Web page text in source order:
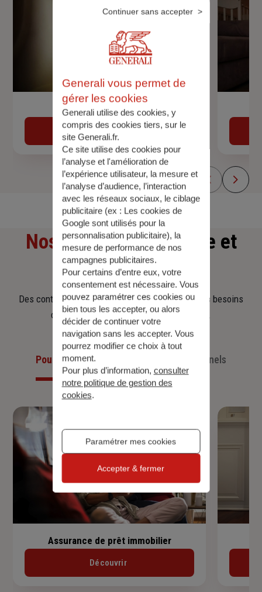
Devis assurance auto
Obtenir une estimation
Nos offresd'assurance et
d'épargne
Des contrats clairs et flexibles pour sécuriser vos besoins
d’aujourd’hui et anticiper ceux de demain.
Pour les particuliers Pour les professionnels
Assurance de prêt immobilier
Découvrir
Generali vous permet de
gérer les cookies
Generali utilise des cookies, y
compris des cookies tiers, sur le
site Generali.fr.
Ce site utilise des cookies pour
l’analyse et l'amélioration de
l’expérience utilisateur, la mesure et
l’analyse d’audience, l’interaction
avec les réseaux sociaux, le ciblage
publicitaire (ex : Les cookies de
Google sont utilisés pour la
personnalisation publicitaire), la
mesure de performance de nos
campagnes publicitaires.
Pour certains d’entre eux, votre
consentement est nécessaire. Vous
pouvez paramétrer ces cookies ou
bien tous les accepter, ou alors
décider de continuer votre
navigation sans les accepter. Vous
pourrez modifier ce choix à tout
moment.
Pour plus d’information, consulter
notre politique de gestion des
cookies.
Paramétrer mes cookies
Continuer sans accepter
Accepter & fermer